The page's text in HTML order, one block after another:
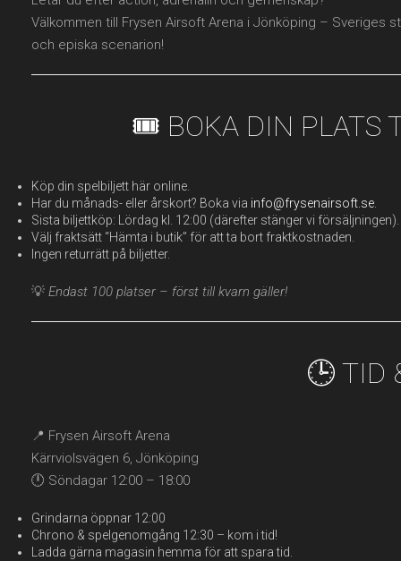
Välkommen till Frysen Airsoft Arena i Jönköping – Sveriges
och episka scenarion!
🎟️ BOKA DIN PLATS
Köp din spelbiljett här online.
Har du månads- eller årskort? Boka via info@frysenairsoft.se
Sista biljettköp: Lördag kl. 12:00 (därefter stänger vi försäljningen).
Välj fraktsätt “Hämta i butik” för att ta bort fraktkostnaden.
Ingen returrätt på biljetter.
💡 Endast 100 platser – först till kvarn gäller!
🕒 TID
📍 Frysen Airsoft Arena
Kärrviolsvägen 6, Jönköping
🕛 Söndagar 12:00 – 18:00
Grindarna öppnar 12:00
Chrono & spelgenomgång 12:30 – kom i tid!
Ladda gärna magasin hemma för att spara tid.